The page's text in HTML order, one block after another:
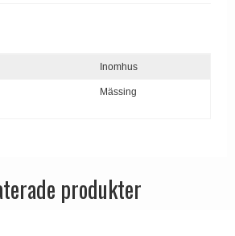
Inomhus
Mässing
produkter